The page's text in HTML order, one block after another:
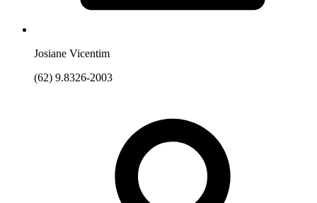
Josiane Vicentim
(62) 9.8326-2003